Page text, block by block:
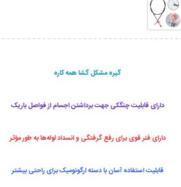
گیره مشکل گشا همه کاره
دارای قابلیت چنگکی جهت برداشتن اجسام از فواصل باریک
دارای فنر قوی برای رفع گرفتگی و انسداد لوله‌ها به طور مؤثر
قابلیت استفاده آسان با دسته ارگونومیک برای راحتی بیشتر